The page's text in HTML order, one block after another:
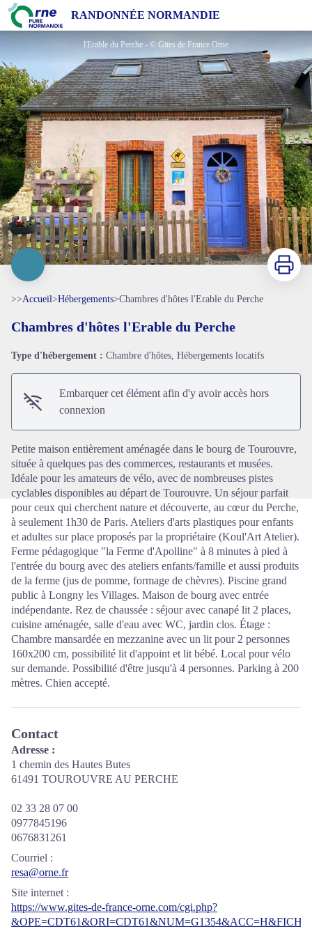
RANDONNÉE NORMANDIE
Chambres d'hôtes l'Erable du Perche
l'Erable du Perche - © Gites de France Orne
Voir l'image en plein écran
Imprimer
>>Accueil>Hébergements>Chambres d'hôtes l'Erable du Perche
Chambres d'hôtes l'Erable du Perche
Type d'hébergement : Chambre d'hôtes, Hébergements locatifs
Embarquer cet élément afin d'y avoir accès hors
connexion
Petite maison entièrement aménagée dans le bourg de Tourouvre,
située à quelques pas des commerces, restaurants et musées.
Idéale pour les amateurs de vélo, avec de nombreuses pistes
cyclables disponibles au départ de Tourouvre. Un séjour parfait
pour ceux qui cherchent nature et découverte, au cœur du Perche,
à seulement 1h30 de Paris. Ateliers d'arts plastiques pour enfants
et adultes sur place proposés par la propriétaire (Koul'Art Atelier).
Ferme pédagogique "la Ferme d'Apolline" à 8 minutes à pied à
l'entrée du bourg avec des ateliers enfants/famille et aussi produits
de la ferme (jus de pomme, formage de chèvres). Piscine grand
public à Longny les Villages. Maison de bourg avec entrée
indépendante. Rez de chaussée : séjour avec canapé lit 2 places,
cuisine aménagée, salle d'eau avec WC, jardin clos. Étage :
Chambre mansardée en mezzanine avec un lit pour 2 personnes
160x200 cm, possibilité lit d'appoint et lit bébé. Local pour vélo
sur demande. Possibilité d'être jusqu'à 4 personnes. Parking à 200
mètres. Chien accepté.
Contact
Adresse :
1 chemin des Hautes Butes
61491 TOUROUVRE AU PERCHE
02 33 28 07 00
0977845196
0676831261
Courriel :
resa@orne.fr
Site internet :
https://www.gites-de-france-orne.com/cgi.php?